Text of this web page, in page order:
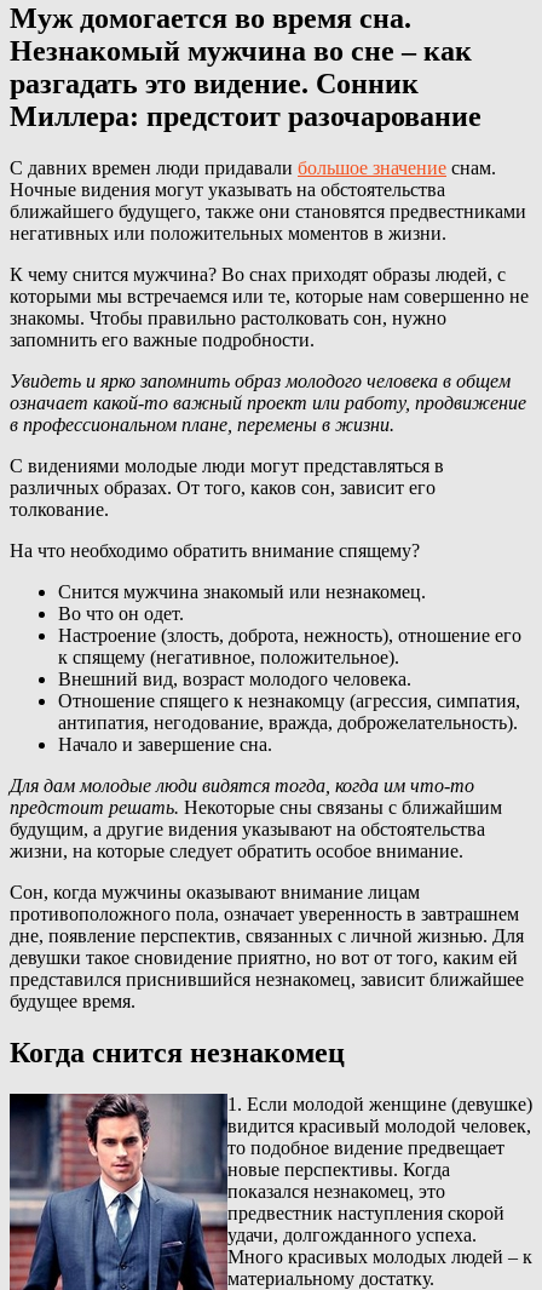
Муж домогается во время сна.
Незнакомый мужчина во сне – как
разгадать это видение. Сонник
Миллера: предстоит разочарование
С давних времен люди придавали большое значение снам.
Ночные видения могут указывать на обстоятельства
ближайшего будущего, также они становятся предвестниками
негативных или положительных моментов в жизни.
К чему снится мужчина? Во снах приходят образы людей, с
которыми мы встречаемся или те, которые нам совершенно не
знакомы. Чтобы правильно растолковать сон, нужно
запомнить его важные подробности.
Увидеть и ярко запомнить образ молодого человека в общем
означает какой-то важный проект или работу, продвижение
в профессиональном плане, перемены в жизни.
С видениями молодые люди могут представляться в
различных образах. От того, каков сон, зависит его
толкование.
На что необходимо обратить внимание спящему?
Снится мужчина знакомый или незнакомец.
Во что он одет.
Настроение (злость, доброта, нежность), отношение его
к спящему (негативное, положительное).
Внешний вид, возраст молодого человека.
Отношение спящего к незнакомцу (агрессия, симпатия,
антипатия, негодование, вражда, доброжелательность).
Начало и завершение сна.
Для дам молодые люди видятся тогда, когда им что-то
предстоит решать. Некоторые сны связаны с ближайшим
будущим, а другие видения указывают на обстоятельства
жизни, на которые следует обратить особое внимание.
Сон, когда мужчины оказывают внимание лицам
противоположного пола, означает уверенность в завтрашнем
дне, появление перспектив, связанных с личной жизнью. Для
девушки такое сновидение приятно, но вот от того, каким ей
представился приснившийся незнакомец, зависит ближайшее
будущее время.
Когда снится незнакомец
1. Если молодой женщине (девушке)
видится красивый молодой человек,
то подобное видение предвещает
новые перспективы. Когда
показался незнакомец, это
предвестник наступления скорой
удачи, долгожданного успеха.
Много красивых молодых людей – к
материальному достатку.